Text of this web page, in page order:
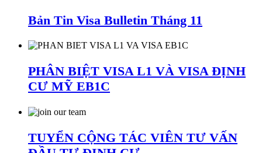
Bản Tin Visa Bulletin Tháng 11
PHÂN BIỆT VISA L1 VÀ VISA ĐỊNH
CƯ MỸ EB1C
TUYỂN CỘNG TÁC VIÊN TƯ VẤN